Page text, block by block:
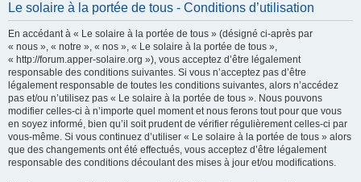
Le solaire à la portée de tous - Conditions d’utilisation
En accédant à « Le solaire à la portée de tous » (désigné ci-après par
« nous », « notre », « nos », « Le solaire à la portée de tous »,
« http://forum.apper-solaire.org »), vous acceptez d’être légalement
responsable des conditions suivantes. Si vous n’acceptez pas d’être
légalement responsable de toutes les conditions suivantes, alors n’accédez
pas et/ou n’utilisez pas « Le solaire à la portée de tous ». Nous pouvons
modifier celles-ci à n’importe quel moment et nous ferons tout pour que vous
en soyez informé, bien qu’il soit prudent de vérifier régulièrement celles-ci par
vous-même. Si vous continuez d’utiliser « Le solaire à la portée de tous » alors
que des changements ont été effectués, vous acceptez d’être légalement
responsable des conditions découlant des mises à jour et/ou modifications.